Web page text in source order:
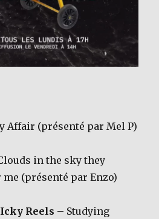
Affair (présenté par Mel P)
in the sky they
(présenté par Enzo)
Reels – Studying